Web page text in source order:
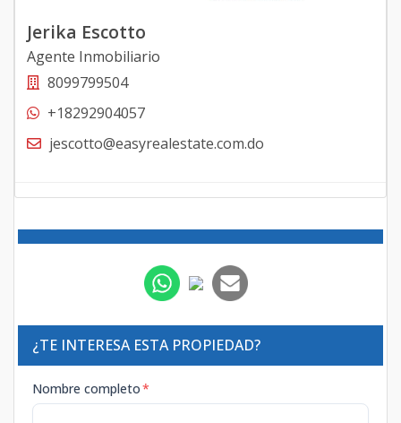
Jerika Escotto
Agente Inmobiliario
8099799504
+18292904057
jescotto@easyrealestate.com.do
¿TE INTERESA ESTA PROPIEDAD?
Nombre completo*